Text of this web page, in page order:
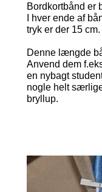
Bordkortbånd er
I hver ende af
tryk er der 15
Denne længde
Anvend dem
en nybagt
nogle helt
bryllup.